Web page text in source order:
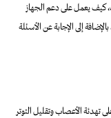
كيف يعمل على دعم الجهاز
إلى الإجابة عن الأسئلة
تهدئة الأعصاب وتقليل التوتر